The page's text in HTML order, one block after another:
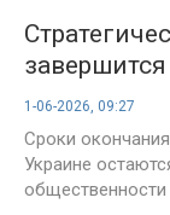
контуры
1-06-2026, 09:27
Сроки
Украине
общественности